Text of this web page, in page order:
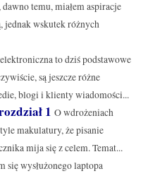
temu, miałem aspiracje
jednak wskutek różnych
to dziś podstawowe
są jeszcze różne
blogi i klienty wiadomości...
1 O wdrożeniach
makulatury, że pisanie
mija się z celem. Temat...
się wysłużonego laptopa